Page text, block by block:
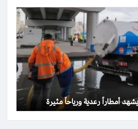
أمطاراً رعدية ورياحاً مثيرة